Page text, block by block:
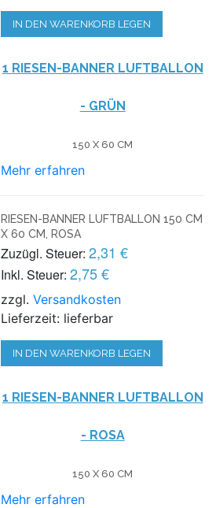
IN DEN WARENKORB LEGEN
1 RIESEN-BANNER LUFTBALLON
- GRÜN
150 X 60 CM
Mehr erfahren
RIESEN-BANNER LUFTBALLON 150 CM
X 60 CM, ROSA
Zuzügl. Steuer: 2,31 €
Inkl. Steuer: 2,75 €
zzgl.Versandkosten
Lieferzeit: lieferbar
IN DEN WARENKORB LEGEN
1 RIESEN-BANNER LUFTBALLON
- ROSA
150 X 60 CM
Mehr erfahren